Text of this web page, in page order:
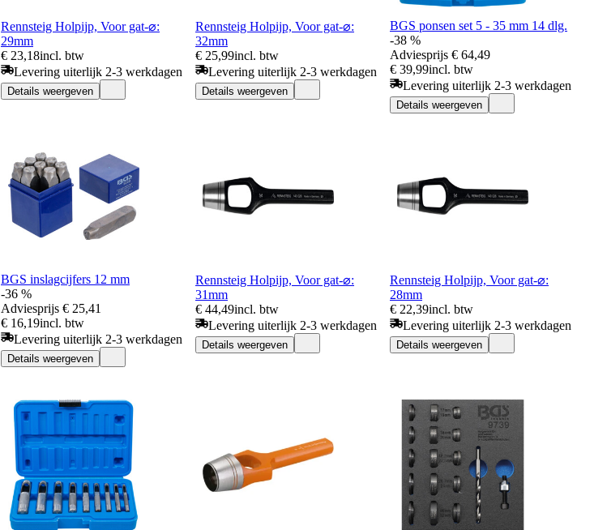
Rennsteig Holpijp, Voor gat-⌀:
29mm
€ 23,18incl. btw
Levering uiterlijk 2-3 werkdagen
Details weergeven
Rennsteig Holpijp, Voor gat-⌀:
32mm
€ 25,99incl. btw
Levering uiterlijk 2-3 werkdagen
Details weergeven
BGS ponsen set 5 - 35 mm 14 dlg.
-38 %
Adviesprijs € 64,49
€ 39,99incl. btw
Levering uiterlijk 2-3 werkdagen
Details weergeven
BGS inslagcijfers 12 mm
-36 %
Adviesprijs € 25,41
€ 16,19incl. btw
Levering uiterlijk 2-3 werkdagen
Details weergeven
Rennsteig Holpijp, Voor gat-⌀:
31mm
€ 44,49incl. btw
Levering uiterlijk 2-3 werkdagen
Details weergeven
Rennsteig Holpijp, Voor gat-⌀:
28mm
€ 22,39incl. btw
Levering uiterlijk 2-3 werkdagen
Details weergeven